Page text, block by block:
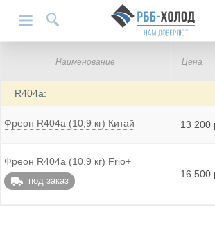
Наименование Цена
R404a:
Фреон R404a (10,9 кг) Китай 13 200
Фреон R404a (10,9 кг) Frio+
под заказ
16 500